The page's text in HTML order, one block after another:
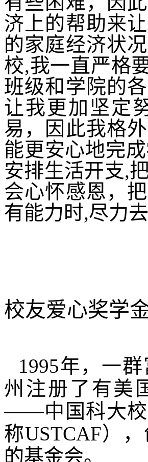
济上的帮助来
的家庭经济状
校,我一直严格
班级和学院的
让我更加坚定
易，因此我格
能更安心地完
安排生活开支,
会心怀感恩，
有能力时,尽力
校友爱心奖学
1995年，一
州注册了有美
——中国科大校
称USTCAF）
的基金会。